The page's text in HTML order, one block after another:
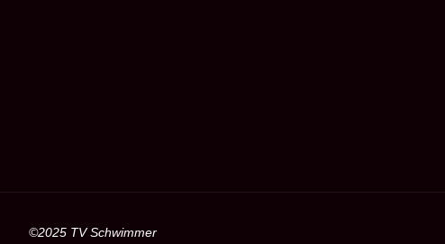
©2025 TV Schwimmer